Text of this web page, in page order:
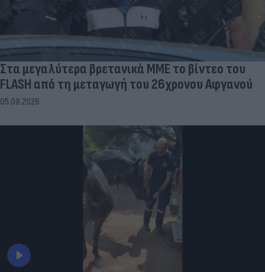
Στα μεγαλύτερα βρετανικά ΜΜΕ το βίντεο του
FLASH από τη μεταγωγή του 26χρονου Αφγανού
05.08.2026